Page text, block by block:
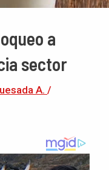
a
sector
A. /